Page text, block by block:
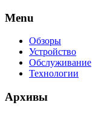
Skip
content
Menu
Обзоры
Устройство
Обслуживание
Технологии
Архивы